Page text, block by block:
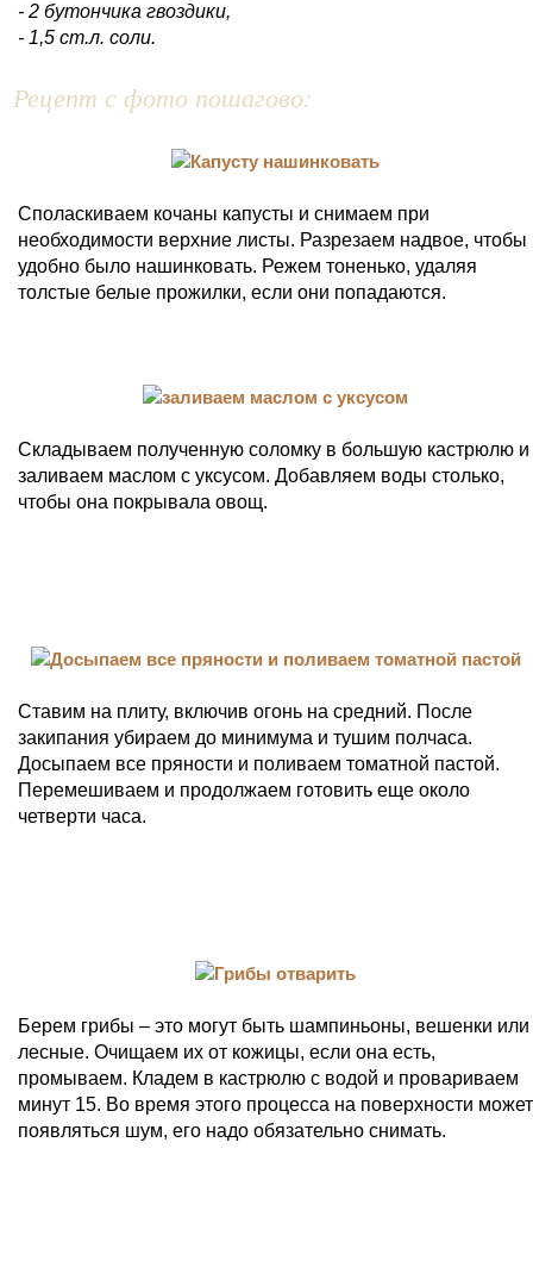
- 2 бутончика гвоздики,
- 1,5 ст.л. соли.
Рецепт с фото пошагово:
Споласкиваем кочаны капусты и снимаем при
необходимости верхние листы. Разрезаем надвое, чтобы
удобно было нашинковать. Режем тоненько, удаляя
толстые белые прожилки, если они попадаются.
Складываем полученную соломку в большую кастрюлю и
заливаем маслом с уксусом. Добавляем воды столько,
чтобы она покрывала овощ.
Ставим на плиту, включив огонь на средний. После
закипания убираем до минимума и тушим полчаса.
Досыпаем все пряности и поливаем томатной пастой.
Перемешиваем и продолжаем готовить еще около
четверти часа.
Берем грибы – это могут быть шампиньоны, вешенки или
лесные. Очищаем их от кожицы, если она есть,
промываем. Кладем в кастрюлю с водой и провариваем
минут 15. Во время этого процесса на поверхности может
появляться шум, его надо обязательно снимать.